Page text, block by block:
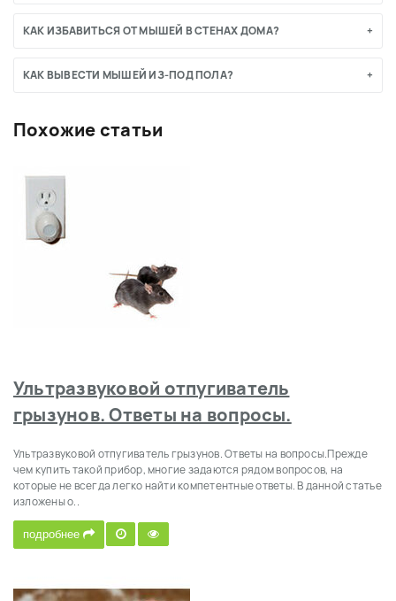
КАК ИЗБАВИТЬСЯ ОТ МЫШЕЙ В СТЕНАХ ДОМА?
КАК ВЫВЕСТИ МЫШЕЙ ИЗ-ПОД ПОЛА?
Похожие статьи
Ультразвуковой отпугиватель
грызунов. Ответы на вопросы.
Ультразвуковой отпугиватель грызунов. Ответы на вопросы.Прежде
чем купить такой прибор, многие задаются рядом вопросов, на
которые не всегда легко найти компетентные ответы. В данной статье
изложены о..
подробнее